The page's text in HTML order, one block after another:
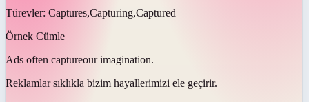
Türevler: Captures,Capturing,Captured
Örnek Cümle
Ads often captureour imagination.
Reklamlar sıklıkla bizim hayallerimizi ele geçirir.